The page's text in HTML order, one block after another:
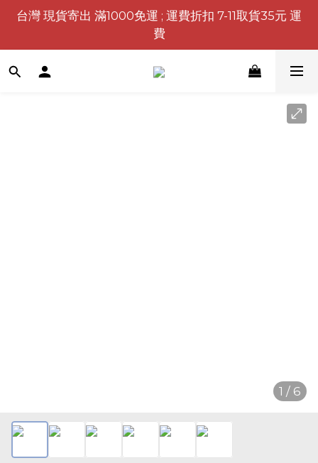
台灣 現貨寄出 滿1000免運 ; 運費折扣 7-11取貨35元 運
費
1 / 6